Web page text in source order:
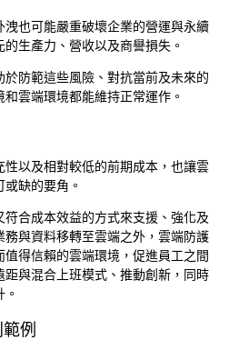
也可能嚴重破壞企業的營運與永續
生產力、營收以及商譽損失。
防範這些風險、對抗當前及未來的
雲端環境都能維持正常運作。
以及相對較低的前期成本，也讓雲
缺的要角。
合成本效益的方式來支援、強化及
與資料移轉至雲端之外，雲端防護
得信賴的雲端環境，促進員工之間
與混合上班模式、推動創新，同時
例